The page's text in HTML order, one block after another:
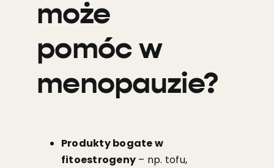
może
pomóc w
menopauzie?
Produkty bogate w
fitoestrogeny – np. tofu,